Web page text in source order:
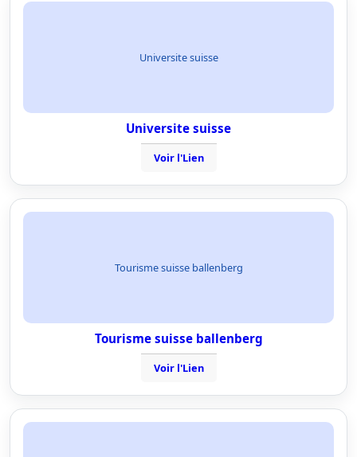
Universite suisse
Universite suisse
Voir l'Lien
Tourisme suisse ballenberg
Tourisme suisse ballenberg
Voir l'Lien